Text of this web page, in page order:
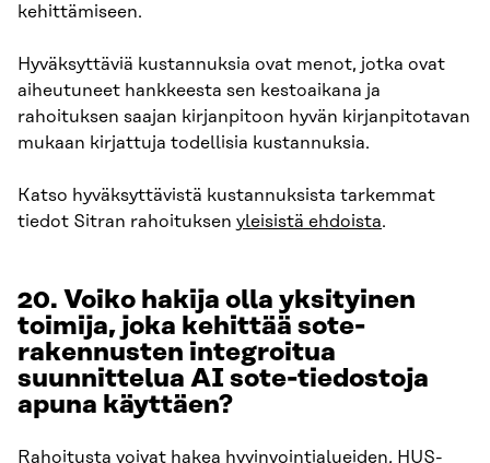
kehittämiseen.
Hyväksyttäviä kustannuksia ovat menot, jotka ovat
aiheutuneet hankkeesta sen kestoaikana ja
rahoituksen saajan kirjanpitoon hyvän kirjanpitotavan
mukaan kirjattuja todellisia kustannuksia.
Katso hyväksyttävistä kustannuksista tarkemmat
tiedot Sitran rahoituksen yleisistä ehdoista.
20. Voiko hakija olla yksityinen
toimija, joka kehittää sote-
rakennusten integroitua
suunnittelua AI sote-tiedostoja
apuna käyttäen?
Rahoitusta voivat hakea hyvinvointialueiden, HUS-